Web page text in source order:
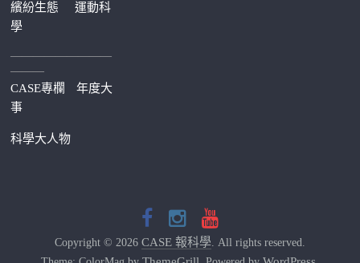
繽紛生態運動科
學
—————————
———
CASE專欄
年度大
事
科學大人物
Copyright © 2026 CASE 報科學. All rights reserved.